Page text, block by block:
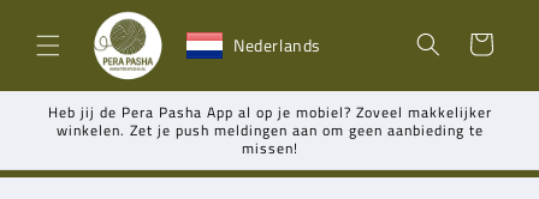
naar de
content Nederlands Winkelwagen
Heb jij de Pera Pasha App al op je mobiel? Zoveel makkelijker
winkelen. Zet je push meldingen aan om geen aanbieding te
missen!